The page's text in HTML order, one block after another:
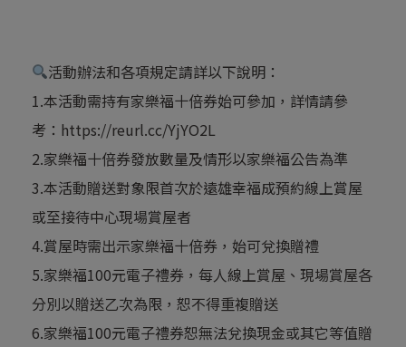
活動辦法和各項規定請詳以下說明：
1.本活動需持有家樂福十倍券始可參加，詳情請參
考： https://reurl.cc/YjYO2L
2.家樂福十倍券發放數量及情形以家樂福公告為準
3.本活動贈送對象限首次於遠雄幸福成預約線上賞屋
或至接待中心現場賞屋者
4.賞屋時需出示家樂福十倍券，始可兌換贈禮
5.家樂福100元電子禮券，每人線上賞屋、現場賞屋各
分別以贈送乙次為限，恕不得重複贈送
6.家樂福100元電子禮券恕無法兌換現金或其它等值贈